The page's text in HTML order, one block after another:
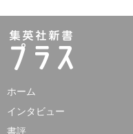
ホーム
インタビュー
書評